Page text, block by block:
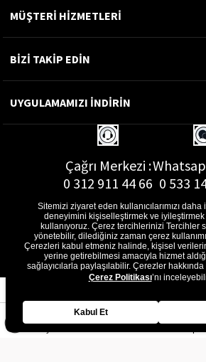
MÜŞTERİ HİZMETLERİ
BİZİ TAKİP EDİN
UYGULAMAMIZI İNDİRİN
Çağrı Merkezi :
0 312 911 44 66 0 533
E-Posta Adresi :
Sitemizi ziyaret eden kullanıcılarımızı daha
deneyimini kişiselleştirmek ve iyileştirmek
kullanıyoruz. Çerez tercihlerinizi Tercihler
yönetebilir, dilediğiniz zaman çerez
Çerezleri kabul etmeniz halinde, kişisel
yerine getirebilmesi amacıyla hizmet
sağlayıcılarla paylaşılabilir. Çerezler
Çerez Politikası’nı
Kabul Et